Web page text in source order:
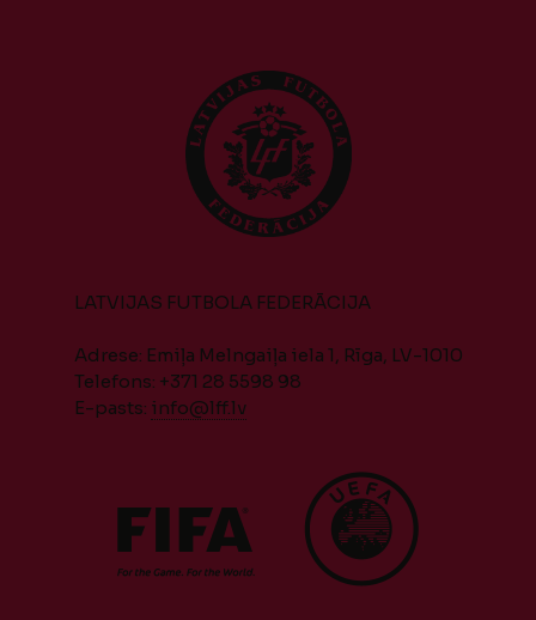
LATVIJAS FUTBOLA FEDERĀCIJA
Adrese: Emiļa Melngaiļa iela 1, Rīga, LV-1010
Telefons: +371 28 5598 98
E-pasts: info@lff.lv